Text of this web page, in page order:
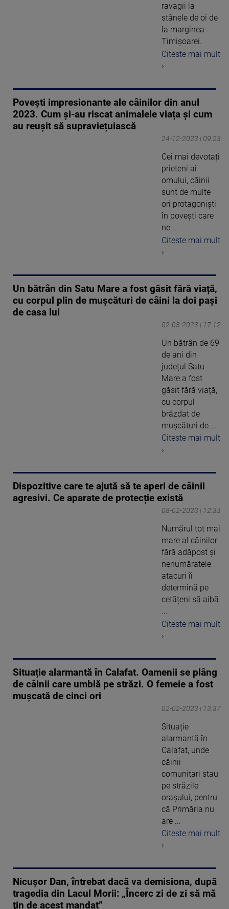
ravagii la
stânele de oi de
la marginea
Timişoarei.
Citeste mai mult
›
Povești impresionante ale câinilor din anul
2023. Cum și-au riscat animalele viața și cum
au reușit să supraviețuiască
24-12-2023 | 09:23
Cei mai devotați
prieteni ai
omului, câinii
sunt de multe
ori protagoniști
în povești care
ne ...
Citeste mai mult
›
Un bătrân din Satu Mare a fost găsit fără viață,
cu corpul plin de mușcături de câini la doi pași
de casa lui
02-03-2023 | 17:12
Un bătrân de 69
de ani din
județul Satu
Mare a fost
găsit fără viață,
cu corpul
brăzdat de
mușcături de ...
Citeste mai mult
›
Dispozitive care te ajută să te aperi de câinii
agresivi. Ce aparate de protecție există
08-02-2023 | 12:33
Numărul tot mai
mare al câinilor
fără adăpost și
nenumăratele
atacuri îi
determină pe
cetățeni să aibă
...
Citeste mai mult
›
Situație alarmantă în Calafat. Oamenii se plâng
de câinii care umblă pe străzi. O femeie a fost
mușcată de cinci ori
02-02-2023 | 13:37
Situație
alarmantă în
Calafat, unde
câinii
comunitari stau
pe străzile
orașului, pentru
că Primăria nu
are ...
Citeste mai mult
›
Nicuşor Dan, întrebat dacă va demisiona, după
tragedia din Lacul Morii: „Încerc zi de zi să mă
ţin de acest mandat”